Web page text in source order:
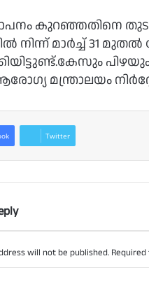
കുറഞ്ഞതിനെ
നിന്ന് മാര്‍ച്ച്‌ 31
മന്ത്രാലയം
Twitter
will not be published.